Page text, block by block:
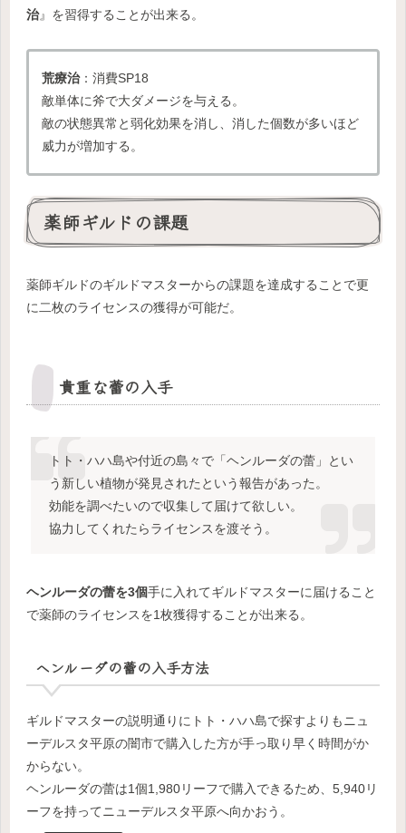
治』を習得することが出来る。
荒療治：消費SP18
敵単体に斧で大ダメージを与える。
敵の状態異常と弱化効果を消し、消した個数が多いほど
威力が増加する。
薬師ギルドの課題
薬師ギルドのギルドマスターからの課題を達成することで更
に二枚のライセンスの獲得が可能だ。
貴重な蕾の入手
トト・ハハ島や付近の島々で「ヘンルーダの蕾」とい
う新しい植物が発見されたという報告があった。
効能を調べたいので収集して届けて欲しい。
協力してくれたらライセンスを渡そう。
ヘンルーダの蕾を3個手に入れてギルドマスターに届けること
で薬師のライセンスを1枚獲得することが出来る。
ヘンルーダの蕾の入手方法
ギルドマスターの説明通りにトト・ハハ島で探すよりもニュ
ーデルスタ平原の闇市で購入した方が手っ取り早く時間がか
からない。
ヘンルーダの蕾は1個1,980リーフで購入できるため、5,940リ
ーフを持ってニューデルスタ平原へ向かおう。